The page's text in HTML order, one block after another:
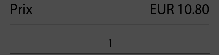
Prix EUR 10.80